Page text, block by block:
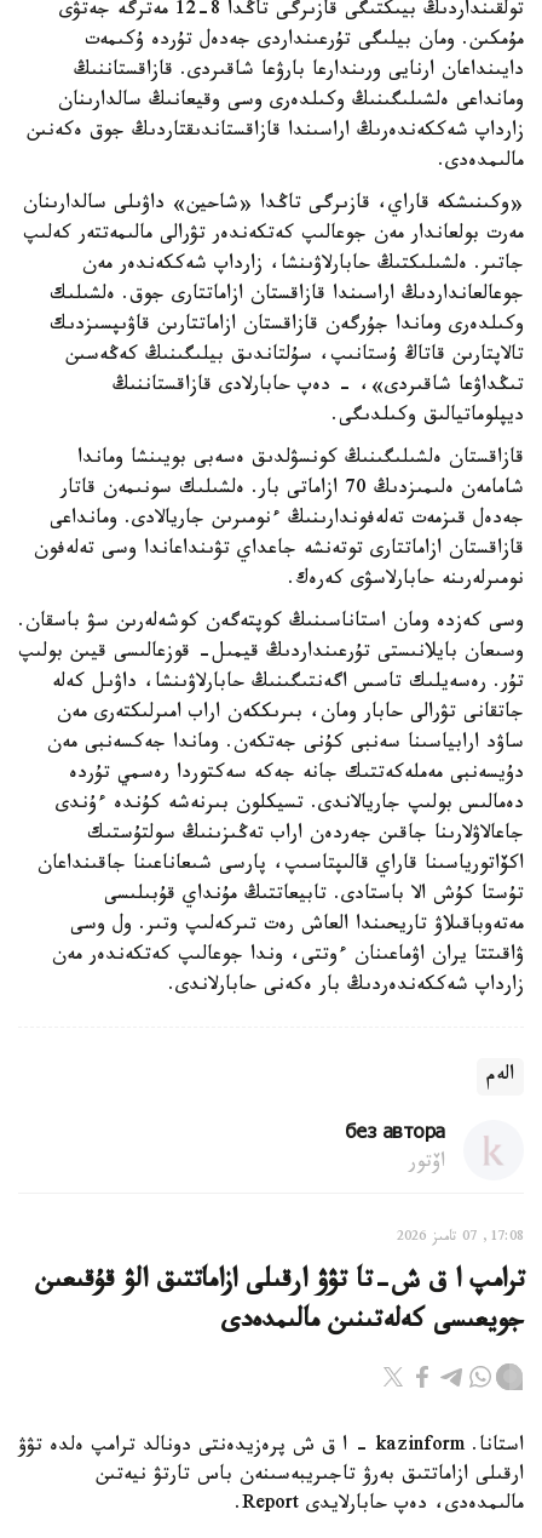
تولقىنداردىڭ بيىكتىگى قازىرگى تاڭدا 8-12 مەترگە جەتۋى
مۇمكىن. ومان بيلىگى تۇرعىنداردى جەدەل تۇردە ۇكىمەت
دايىنداعان ارنايى ورىندارعا بارۋعا شاقىردى. قازاقستاننىڭ
ومانداعى ەلشىلىگىنىڭ وكىلدەرى وسى وقيعانىڭ سالدارىنان
زارداپ شەككەندەرىڭ اراسىندا قازاقستاندىقتاردىڭ جوق ەكەنىن
مالىمدەدى.
«وكىنىشكە قاراي، قازىرگى تاڭدا «شاحين» داۋىلى سالدارىنان
مەرت بولعاندار مەن جوعالىپ كەتكەندەر تۋرالى مالىمەتتەر كەلىپ
جاتىر. ەلشىلىكتىڭ حابارلاۋىنشا، زارداپ شەككەندەر مەن
جوعالعانداردىڭ اراسىندا قازاقستان ازاماتتارى جوق. ەلشىلىك
وكىلدەرى وماندا جۇرگەن قازاقستان ازاماتتارىن قاۋىپسىزدىك
تالاپتارىن قاتاڭ ۇستانىپ، سۇلتاندىق بيلىگىنىڭ كەڭەسىن
تىڭداۋعا شاقىردى»، - دەپ حابارلادى قازاقستاننىڭ
ديپلوماتيالىق وكىلدىگى.
قازاقستان ەلشىلىگىنىڭ كونسۋلدىق ەسەبى بويىنشا وماندا
شامامەن ەلىمىزدىڭ 70 ازاماتى بار. ەلشىلىك سونىمەن قاتار
جەدەل قىزمەت تەلەفوندارىنىڭ ءنومىرىن جاريالادى. ومانداعى
قازاقستان ازاماتتارى توتەنشە جاعداي تۋىنداعاندا وسى تەلەفون
نومىرلەرىنە حابارلاسۋى كەرەك.
وسى كەزدە ومان استاناسىنىڭ كوپتەگەن كوشەلەرىن سۋ باسقان.
وسىعان بايلانىستى تۇرعىنداردىڭ قيمىل- قوزعالىسى قيىن بولىپ
تۇر. رەسەيلىك تاسس اگەنتىگىنىڭ حابارلاۋىنشا، داۋىل كەلە
جاتقانى تۋرالى حابار ومان، بىرىككەن اراب امىرلىكتەرى مەن
ساۋد ارابياسىنا سەنبى كۇنى جەتكەن. وماندا جەكسەنبى مەن
دۇيسەنبى مەملەكەتتىك جانە جەكە سەكتوردا رەسمي تۇردە
دەمالىس بولىپ جاريالاندى. تسيكلون بىرنەشە كۇندە ءۇندى
جاعالاۋلارىنا جاقىن جەردەن اراب تەڭىزىنىڭ سولتۇستىك
اكۆاتورياسىنا قاراي قالىپتاسىپ، پارسى شىعاناعىنا جاقىنداعان
تۇستا كۇش الا باستادى. تابيعاتتىڭ مۇنداي قۇبىلىسى
مەتەوباقىلاۋ تاريحىندا العاش رەت تىركەلىپ وتىر. ول وسى
ۋاقىتتا يران اۋماعىنان ءوتتى، وندا جوعالىپ كەتكەندەر مەن
زارداپ شەككەندەردىڭ بار ەكەنى حابارلاندى.
الەم
без автора
اۆتور
17:08, 07 تامىز 2026
ترامپ ا ق ش-تا تۋۋ ارقىلى ازاماتتىق الۋ قۇقىعىن
جويعىسى كەلەتىنىن مالىمدەدى
استانا. kazinform - ا ق ش پرەزيدەنتى دونالد ترامپ ەلدە تۋۋ
ارقىلى ازاماتتىق بەرۋ تاجىريبەسىنەن باس تارتۋ نيەتىن
مالىمدەدى، دەپ حابارلايدى Report.